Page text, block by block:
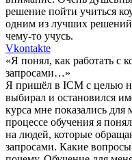
решение пойти учиться
одним из лучших
чему-то учусь.
Vkontakte
«Я понял, как работать
запросами…»
Я пришёл в ICM с целью
выбирал и остановился
курса мне показались
процессе обучения я
на людей, которые
запросами. Какие вопросы